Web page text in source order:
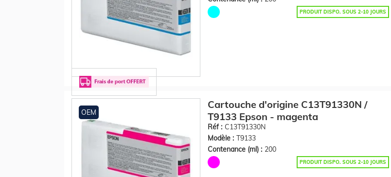
PRODUIT DISPO. SOUS 2-10 JOURS
OEM
Cartouche d'origine C13T91330N /
T9133 Epson - magenta
Réf : C13T91330N
Modèle : T9133
Contenance (ml) : 200
PRODUIT DISPO. SOUS 2-10 JOURS